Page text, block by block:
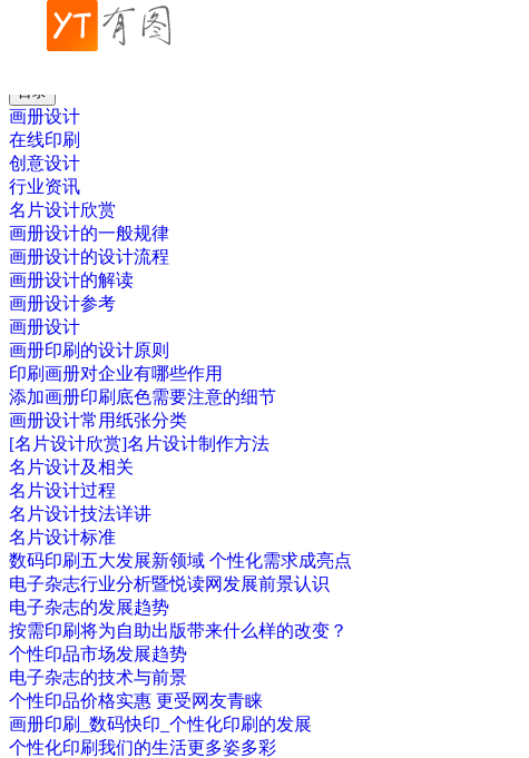
帮助中心
行业资讯
目录
画册设计
在线印刷
创意设计
行业资讯
名片设计欣赏
画册设计的一般规律
画册设计的设计流程
画册设计的解读
画册设计参考
画册设计
画册印刷的设计原则
印刷画册对企业有哪些作用
添加画册印刷底色需要注意的细节
画册设计常用纸张分类
[名片设计欣赏]名片设计制作方法
名片设计及相关
名片设计过程
名片设计技法详讲
名片设计标准
数码印刷五大发展新领域 个性化需求成亮点
电子杂志行业分析暨悦读网发展前景认识
电子杂志的发展趋势
按需印刷将为自助出版带来什么样的改变？
个性印品市场发展趋势
电子杂志的技术与前景
个性印品价格实惠 更受网友青睐
画册印刷_数码快印_个性化印刷的发展
个性化印刷我们的生活更多姿多彩